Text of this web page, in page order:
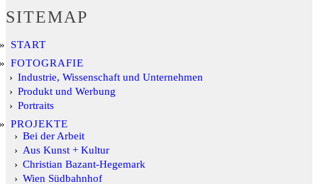
SITEMAP
START
FOTOGRAFIE
Industrie, Wissenschaft und Unternehmen
Produkt und Werbung
Portraits
PROJEKTE
Bei der Arbeit
Aus Kunst + Kultur
Christian Bazant-Hegemark
Wien Südbahnhof